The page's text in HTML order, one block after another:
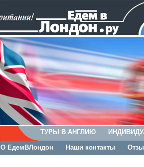
ТУРЫ В АНГЛИЮ
О ЕдемВЛондон Наши контакты